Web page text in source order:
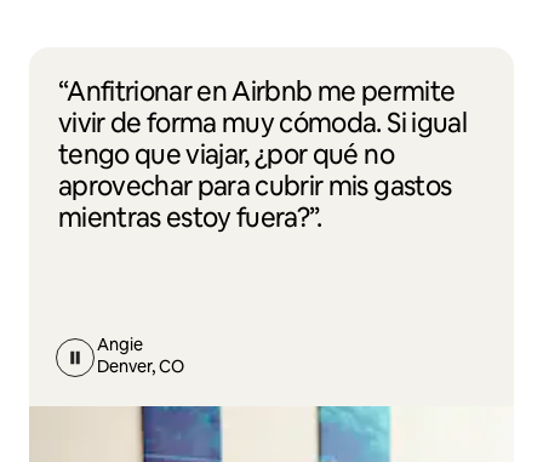
“Anfitrionar en Airbnb me permite
vivir de forma muy cómoda. Si igual
tengo que viajar, ¿por qué no
aprovechar para cubrir mis gastos
mientras estoy fuera?”.
Angie
Denver, CO